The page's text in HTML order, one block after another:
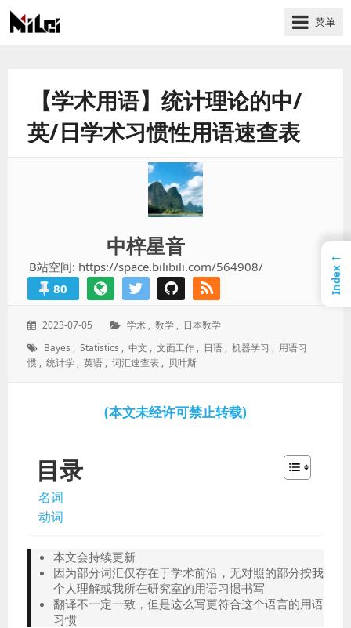
有
际
菜单
【学术用语】统计理论的中/
英/日学术习惯性用语速查表
中梓星音
B站空间: https://space.bilibili.com/564908/
80
发
于：
2023-07-05
分
学术 , 数学 , 日本数学
标
签：
Bayes , Statistics , 中文 , 文面工作 , 日语 , 机器学习 , 用语习
惯 , 统计学 , 英语 , 词汇速查表 , 贝叶斯
(本文未经许可禁止转载)
目录
名词
动词
本文会持续更新
因为部分词汇仅存在于学术前沿，无对照的部分按我
个人理解或我所在研究室的用语习惯书写
翻译不一定一致，但是这么写更符合这个语言的用语
习惯
←
Index